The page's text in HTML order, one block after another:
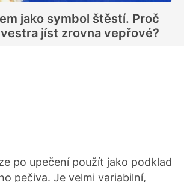
jako symbol štěstí. Proč
jíst zrovna vepřové?
po upečení použít jako podklad
pečiva. Je velmi variabilní,